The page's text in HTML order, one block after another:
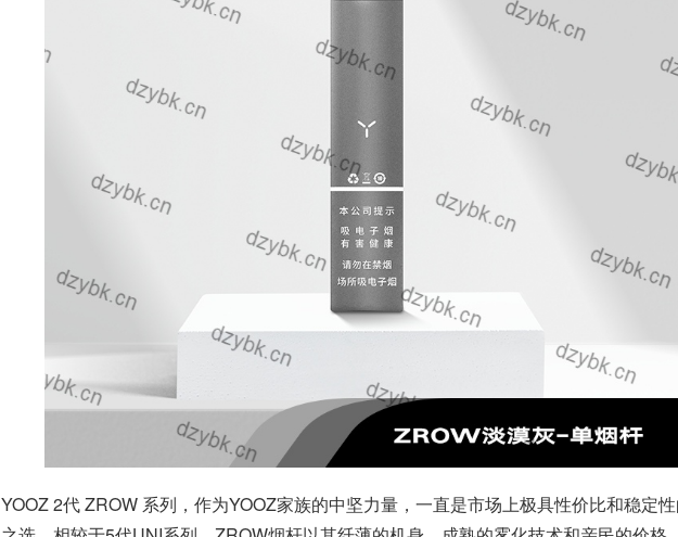
YOOZ 2代 ZROW 系列，作为YOOZ家族的中坚力量，一直是市场上极具性价比和稳定